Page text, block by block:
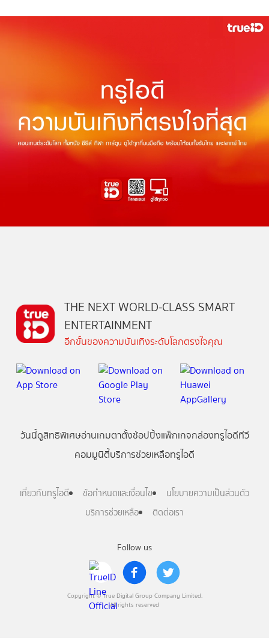
Follow us
Copyright © True Digital Group Company Limited.
All rights reserved
THE NEXT WORLD-CLASS SMART
ENTERTAINMENT
อีกขั้นของความบันเทิงระดับโลกตรงใจคุณ
วันนี้ดูสิทธิพิเศษอ่านเกมตาตั้งช้อปปิ้งแพ็กเกจกล่องทรูไอดีทีวี
คอมมูนิตี้บริการช่วยเหลือทรูไอดี
เกี่ยวกับทรูไอดี ข้อกำหนดและเงื่อนไข
นโยบายความเป็นส่วนตัว
บริการช่วยเหลือ
ติดต่อเรา